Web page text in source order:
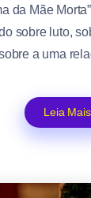
da Mãe
sobre luto,
a uma
Leia Mais